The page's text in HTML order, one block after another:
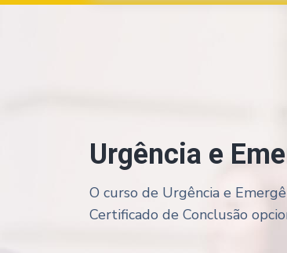
Urgência e
O curso de Urgência e
Certificado de Conclusão